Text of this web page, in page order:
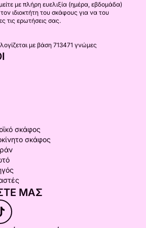
με πλήρη ευελιξία (ημέρα, εβδομάδα)
ιδιοκτήτη του σκάφους για να του
τις ερωτήσεις σας.
με βάση 713471 γνώμες
σκάφος
σκάφος
ΜΑΣ